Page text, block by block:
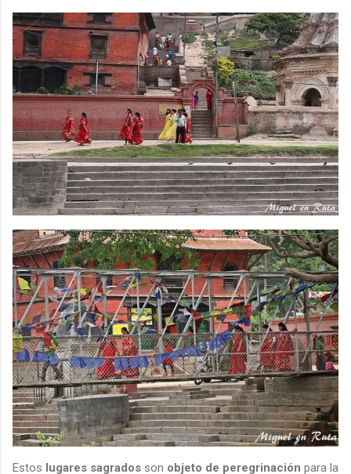
Estos lugares sagrados son objeto de peregrinación para la